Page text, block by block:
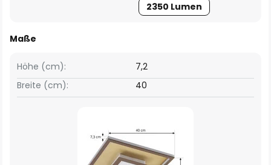
2350 Lumen
Maße
Breite (cm): 40
Höhe (cm): 7,2